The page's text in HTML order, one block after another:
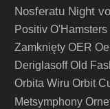
Nosferatu Night
Positiv O'Hamsters
Zamknięty OER
Deriglasoff Old
Orbita Wiru Orbit
Metsymphony